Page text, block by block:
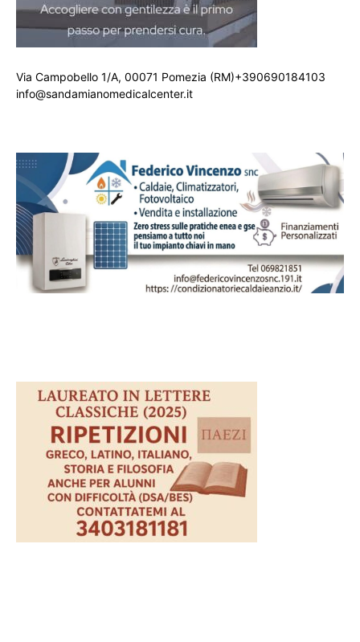
Via Campobello 1/A, 00071 Pomezia (RM)+390690184103
info@sandamianomedicalcenter.it